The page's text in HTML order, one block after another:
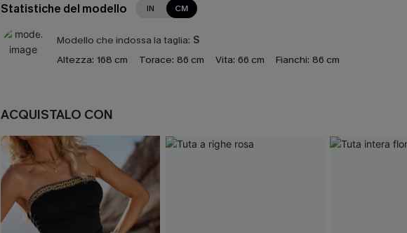
Statistiche del modello IN CM
Modello che indossa la taglia: S
Altezza: 168 cm Torace: 86 cm Vita: 66 cm Fianchi: 86 cm
ACQUISTALO CON